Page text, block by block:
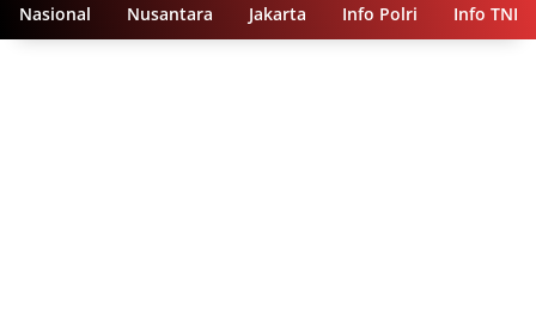
Nasional Nusantara Jakarta Info Polri Info TNI